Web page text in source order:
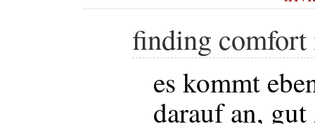
finding comfort
es kommt
darauf an,